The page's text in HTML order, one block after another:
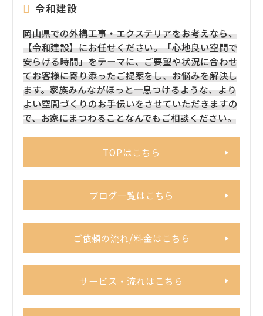
令和建設
岡山県での外構工事・エクステリアをお考えなら、
【令和建設】にお任せください。「心地良い空間で
安らげる時間」をテーマに、ご要望や状況に合わせ
てお客様に寄り添ったご提案をし、お悩みを解決し
ます。家族みんながほっと一息つけるような、より
よい空間づくりのお手伝いをさせていただきますの
で、お家にまつわることなんでもご相談ください。
TOPはこちら
ブログ一覧はこちら
ご依頼の流れ/料金はこちら
サービス・流れはこちら